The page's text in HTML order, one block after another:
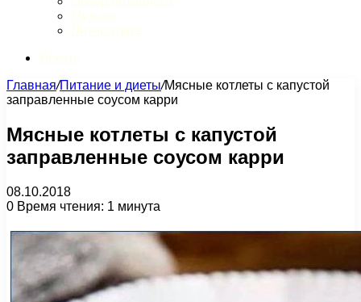
Главная/Питание и диеты/Мясные котлеты с капустой
заправленные соусом карри
Мясные котлеты с капустой
заправленные соусом карри
08.10.2018
0 Время чтения: 1 минута